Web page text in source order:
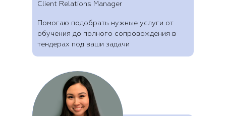
Помогаю подобрать нужные услуги от
обучения до полного сопровождения в
тендерах под ваши задачи
Client Relations Manager